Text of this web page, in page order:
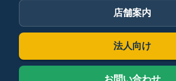
店舗案内
法人向け